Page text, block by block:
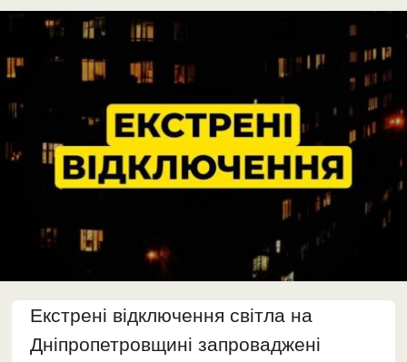
Екстрені відключення світла на
Дніпропетровщині запроваджені